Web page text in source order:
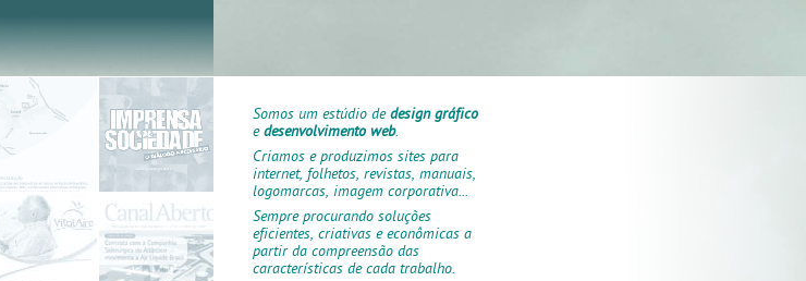
Somos um estúdio dedesign gráfico
edesenvolvimento web.
Criamos e produzimos sites para
internet, folhetos, revistas, manuais,
logomarcas, imagem corporativa...
Sempre procurando soluções
eficientes, criativas e econômicas a
partir da compreensão das
características de cada trabalho.